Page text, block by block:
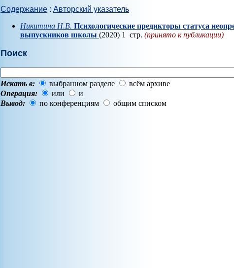
Содержание : Авторский указатель
Никитина Н.В. Психологические предикторы статуса
выпускников школы (2020) 1 стр. (принято к публикации)
Поиск
Искать в: выбранном разделе
всём архиве
Операция:
или
и
Вывод:
по конференциям общим списком